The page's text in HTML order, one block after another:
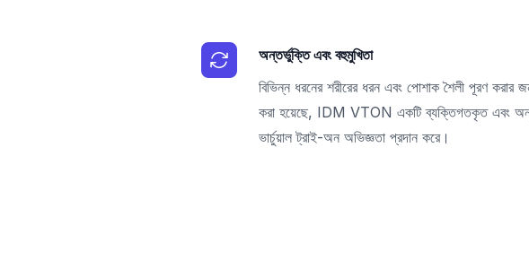
অন্তর্ভুক্তি এবং বহুমুখিতা
বিভিন্ন ধরনের শরীরের ধরন এবং পোশাক শৈলী পূরণ করার
করা হয়েছে, IDM VTON একটি ব্যক্তিগতকৃত এবং
ভার্চুয়াল ট্রাই-অন অভিজ্ঞতা প্রদান করে।